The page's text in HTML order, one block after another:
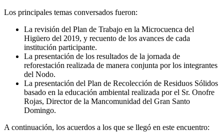
Los principales temas conversados fueron:
La revisión del Plan de Trabajo en la Microcuenca del
Higüero del 2019, y recuento de los avances de cada
institución participante.
La presentación de los resultados de la jornada de
reforestación realizada de manera conjunta por los integrantes
del Nodo.
La presentación del Plan de Recolección de Residuos Sólidos
basado en la educación ambiental realizada por el Sr. Onofre
Rojas, Director de la Mancomunidad del Gran Santo
Domingo.
A continuación, los acuerdos a los que se llegó en este encuentro: